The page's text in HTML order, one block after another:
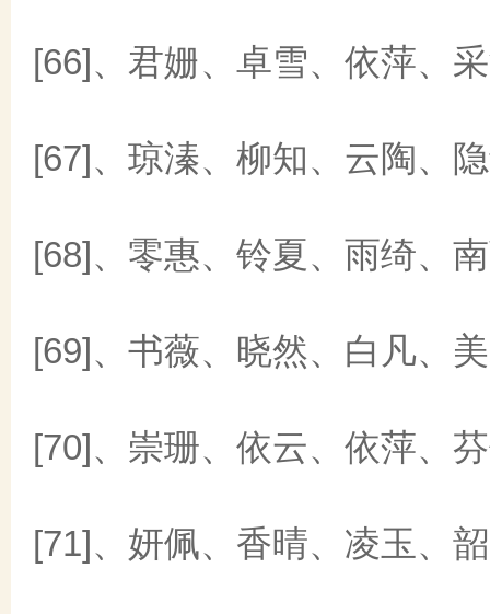
[66]、君姗、卓雪、依萍、
[67]、琼溱、柳知、云陶、
[68]、零惠、铃夏、雨绮、
[69]、书薇、晓然、白凡、
[70]、崇珊、依云、依萍、
[71]、妍佩、香晴、凌玉、